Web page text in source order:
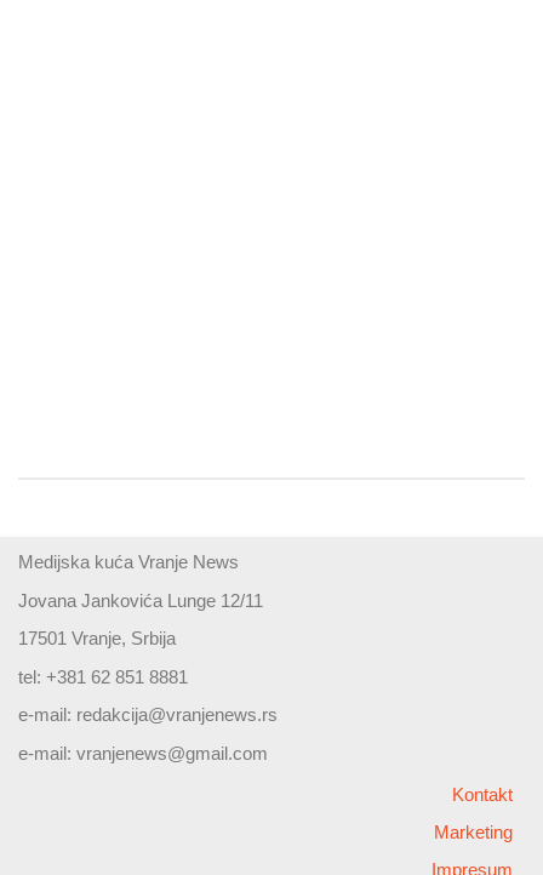
Medijska kuća Vranje News
Jovana Jankovića Lunge 12/11
17501 Vranje, Srbija
tel: +381 62 851 8881
e-mail: redakcija@vranjenews.rs
e-mail: vranjenews@gmail.com
Kontakt
Marketing
Impresum